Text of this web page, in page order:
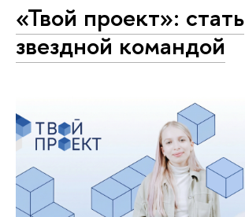
«Твой проект»: стать
звездной командой